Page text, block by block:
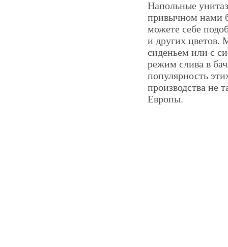
Напольные
привычном нами
можете себе
и других цветов.
сиденьем или с
режим слива в
популярность
производства не
Европы.